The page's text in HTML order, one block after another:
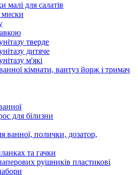
малі для салатів
миски
тверде
дитяче
м'які
кімнати, вантуз йорж і тримач
для білизни
ванної, полички, дозатор,
та гачки
рушників пластикові